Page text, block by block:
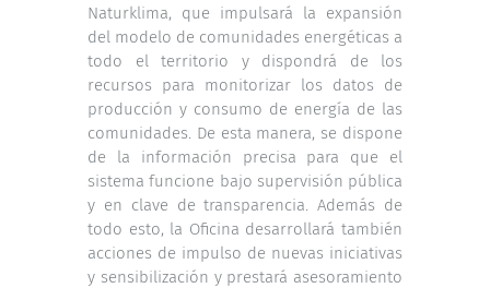
Naturklima, que impulsará la expansión
del modelo de comunidades energéticas a
todo el territorio y dispondrá de los
recursos para monitorizar los datos de
producción y consumo de energía de las
comunidades. De esta manera, se dispone
de la información precisa para que el
sistema funcione bajo supervisión pública
y en clave de transparencia. Además de
todo esto, la Oficina desarrollará también
acciones de impulso de nuevas iniciativas
y sensibilización y prestará asesoramiento